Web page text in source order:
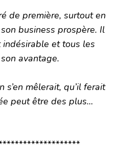
de première, surtout en
business prospère. Il
indésirable et tous les
avantage.
mêlerait, qu’il ferait
peut être des plus…